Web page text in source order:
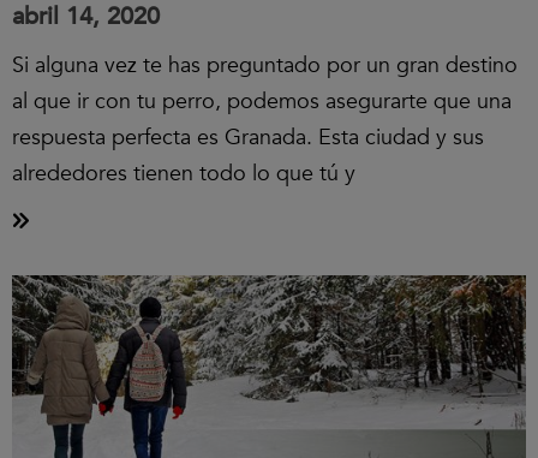
abril 14, 2020
Si alguna vez te has preguntado por un gran destino
al que ir con tu perro, podemos asegurarte que una
respuesta perfecta es Granada. Esta ciudad y sus
alrededores tienen todo lo que tú y